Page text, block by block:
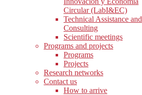
Circular (LabI&EC)
Technical Assistance and
Consulting
Scientific meetings
Programs and projects
Programs
Projects
Research networks
Contact us
How to arrive